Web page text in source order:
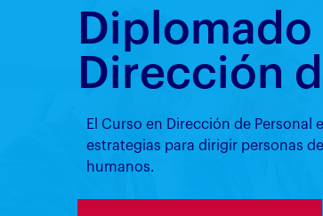
Diplomado
Dirección
El Curso en Dirección de
estrategias para dirigir personas
humanos.